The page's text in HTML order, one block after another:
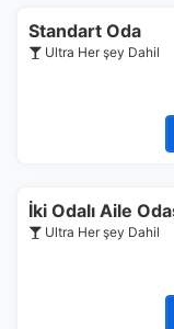
ÇEREZ
Çerez
Standart Oda
Ultra Her şey Dahil
İki Odalı Aile
Ultra Her şey Dahil